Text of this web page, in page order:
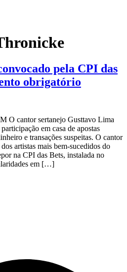
pela CPI das
obrigatório
O cantor sertanejo Gusttavo Lima
em casa de apostas
e transações suspeitas. O cantor
artistas mais bem-sucedidos do
na CPI das Bets, instalada no
em […]